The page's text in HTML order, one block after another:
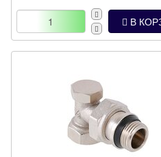
В